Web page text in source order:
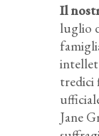
Il
luglio
tredici
Jane